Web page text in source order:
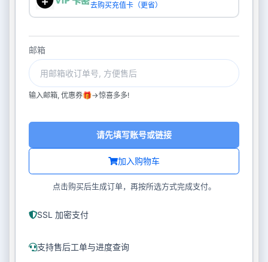
去购买充值卡（更省）
邮箱
输入邮箱, 优惠券🎁->惊喜多多!
加入购物车
请先填写账号或链接
点击购买后生成订单，再按所选方式完成支付。
SSL 加密支付
支持售后工单与进度查询